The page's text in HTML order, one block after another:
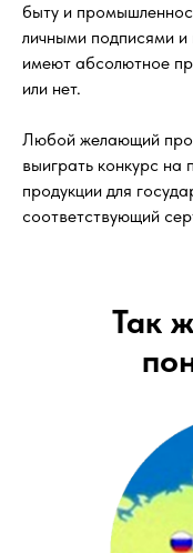
быту и
личными подписями
имеют абсолютное
или нет.
Любой желающий
выиграть конкурс на
продукции для
соответствующий
Так